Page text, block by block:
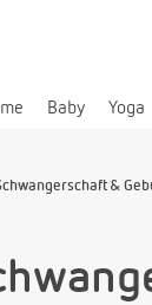
Baby Yoga
&